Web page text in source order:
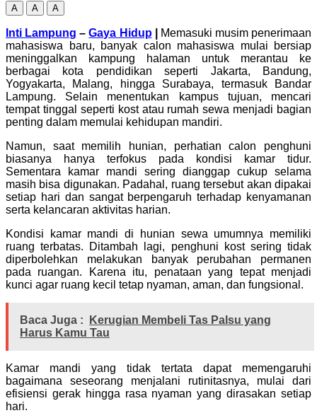
A A A
Inti Lampung –Gaya Hidup|
Memasuki musim penerimaan
mahasiswa baru, banyak calon mahasiswa mulai bersiap
meninggalkan kampung halaman untuk merantau ke
berbagai kota pendidikan seperti Jakarta, Bandung,
Yogyakarta, Malang, hingga Surabaya, termasuk Bandar
Lampung. Selain menentukan kampus tujuan, mencari
tempat tinggal seperti kost atau rumah sewa menjadi bagian
penting dalam memulai kehidupan mandiri.
Namun, saat memilih hunian, perhatian calon penghuni
biasanya hanya terfokus pada kondisi kamar tidur.
Sementara kamar mandi sering dianggap cukup selama
masih bisa digunakan. Padahal, ruang tersebut akan dipakai
setiap hari dan sangat berpengaruh terhadap kenyamanan
serta kelancaran aktivitas harian.
Kondisi kamar mandi di hunian sewa umumnya memiliki
ruang terbatas. Ditambah lagi, penghuni kost sering tidak
diperbolehkan melakukan banyak perubahan permanen
pada ruangan. Karena itu, penataan yang tepat menjadi
kunci agar ruang kecil tetap nyaman, aman, dan fungsional.
Baca Juga :
Kerugian Membeli Tas Palsu yang
Harus Kamu Tau
Kamar mandi yang tidak tertata dapat memengaruhi
bagaimana seseorang menjalani rutinitasnya, mulai dari
efisiensi gerak hingga rasa nyaman yang dirasakan setiap
hari.